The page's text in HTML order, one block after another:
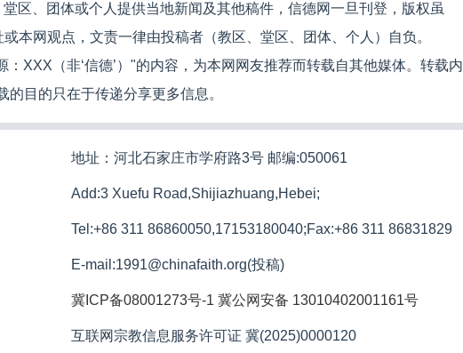
区、团体或个人提供当地新闻及其他稿件，信德网一旦刊登，版权虽
或本网观点，文责一律由投稿者（教区、堂区、团体、个人）自负。
：XXX（非‘信德’）"的内容，为本网网友推荐而转载自其他媒体。转载内
的目的只在于传递分享更多信息。
地址：河北石家庄市学府路3号 邮编:050061
Add:3 Xuefu Road,Shijiazhuang,Hebei;
Tel:+86 311 86860050,17153180040;Fax:+86 311 86831829
E-mail:1991@chinafaith.org(投稿)
冀ICP备08001273号-1 冀公网安备 13010402001161号
互联网宗教信息服务许可证 冀(2025)0000120